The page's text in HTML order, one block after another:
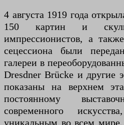
4 августа 1919 года
150 картин и
импрессионистов, а
сецессиона были
галереи в
Dresdner Brücke и другие
показаны на верхнем
постоянному
современного
уникальным во всем